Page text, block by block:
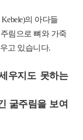
의 아다들
림으로 뼈와 가죽
고 있습니다.
우지도 못하는
굶주림을 보여